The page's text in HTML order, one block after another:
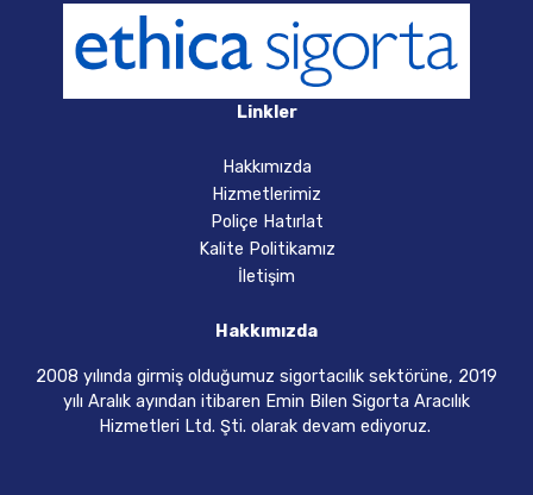
Linkler
Hakkımızda
Hizmetlerimiz
Poliçe Hatırlat
Kalite Politikamız
İletişim
Hakkımızda
2008 yılında girmiş olduğumuz sigortacılık sektörüne, 2019
yılı Aralık ayından itibaren Emin Bilen Sigorta Aracılık
Hizmetleri Ltd. Şti. olarak devam ediyoruz.